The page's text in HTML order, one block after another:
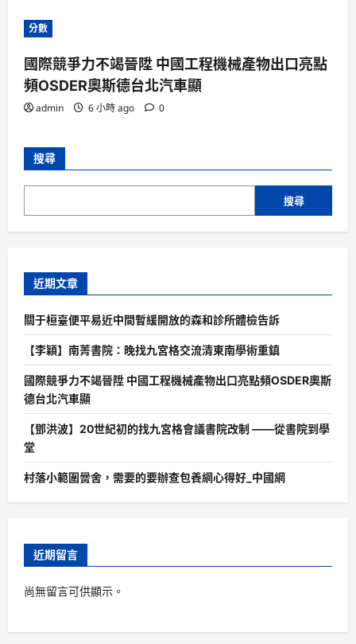
分數
國際競爭力不竭晉陞 中國工程機械產物出口亮點
頻OSDER奧斯德台北汽車顯
admin 6 小時 ago 0
搜尋
搜尋
近期文章
關于桓臺便平易近中間暫緩開放的森和診所體檢告訴
【李穎】南菁書院：晚找九宮格交流清東南學術重鎮
國際競爭力不竭晉陞 中國工程機械產物出口亮點頻OSDER奧斯
德台北汽車顯
【鄧洪波】20世紀初的找九宮格會議書院改制 ——從書院到學
堂
村落小範圍黌舍，需要的要辦查包養網心得好_中國網
近期留言
尚無留言可供顯示。